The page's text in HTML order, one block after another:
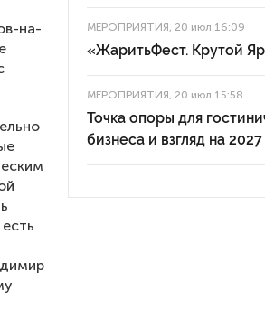
на-
МЕРОПРИЯТИЯ, 20 июл 16:09
«ЖаритьФест. Крутой
МЕРОПРИЯТИЯ, 20 июл 15:58
Точка опоры для
бизнеса и взгляд на